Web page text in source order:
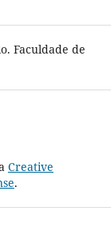
Faculdade de
Creative
.